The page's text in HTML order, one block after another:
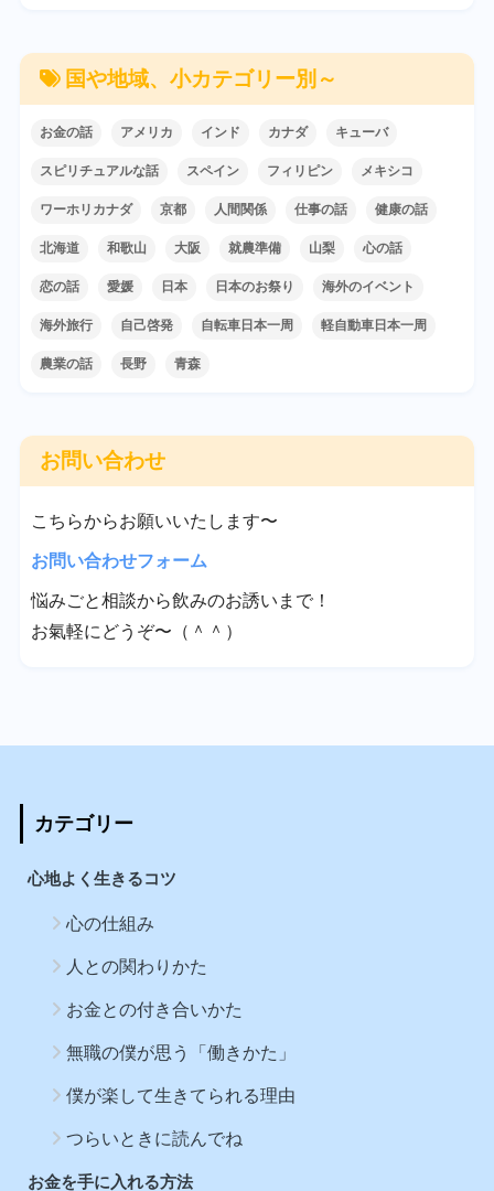
国や地域、小カテゴリー別～
お金の話 アメリカ インド カナダ キューバ
スピリチュアルな話 スペイン フィリピン メキシコ
ワーホリカナダ 京都 人間関係 仕事の話 健康の話
北海道 和歌山 大阪 就農準備 山梨 心の話
恋の話 愛媛 日本 日本のお祭り 海外のイベント
海外旅行 自己啓発 自転車日本一周 軽自動車日本一周
農業の話 長野 青森
お問い合わせ
こちらからお願いいたします〜
お問い合わせフォーム
悩みごと相談から飲みのお誘いまで！
お氣軽にどうぞ〜（＾＾）
カテゴリー
心地よく生きるコツ
心の仕組み
人との関わりかた
お金との付き合いかた
無職の僕が思う「働きかた」
僕が楽して生きてられる理由
つらいときに読んでね
お金を手に入れる方法